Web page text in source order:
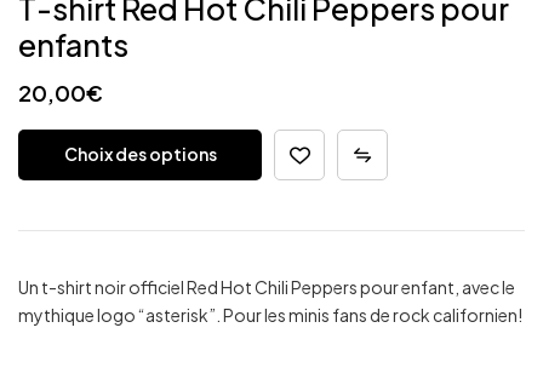
T-shirt Red Hot Chili Peppers pour
enfants
20,00€
Choix des options
Un t-shirt noir officiel Red Hot Chili Peppers pour enfant, avec le
mythique logo “asterisk”. Pour les minis fans de rock californien!